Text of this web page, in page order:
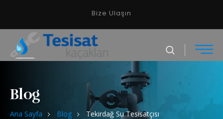
Bize Ulaşın
Blog
Ana Sayfa Blog Tekirdağ Su Tesisatçısı